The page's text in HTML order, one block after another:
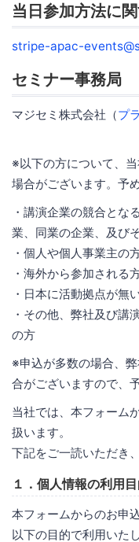
当日参加方法に
stripe-apac-
セミナー事務局
マジセミ株式会社（プ
※以下の方について、
場合がございます。予
・講演企業の競合とな
業、同業の企業、及び
・個人や個人事業主の
・海外から参加される
・日本に活動拠点が無
・その他、弊社及び講
の方
※申込が多数の場合、
合がございますので、
当社では、本フォーム
扱います。
下記をご一読いただき
１．個人情報の利用
本フォームからのお申
以下の目的で利用いたし